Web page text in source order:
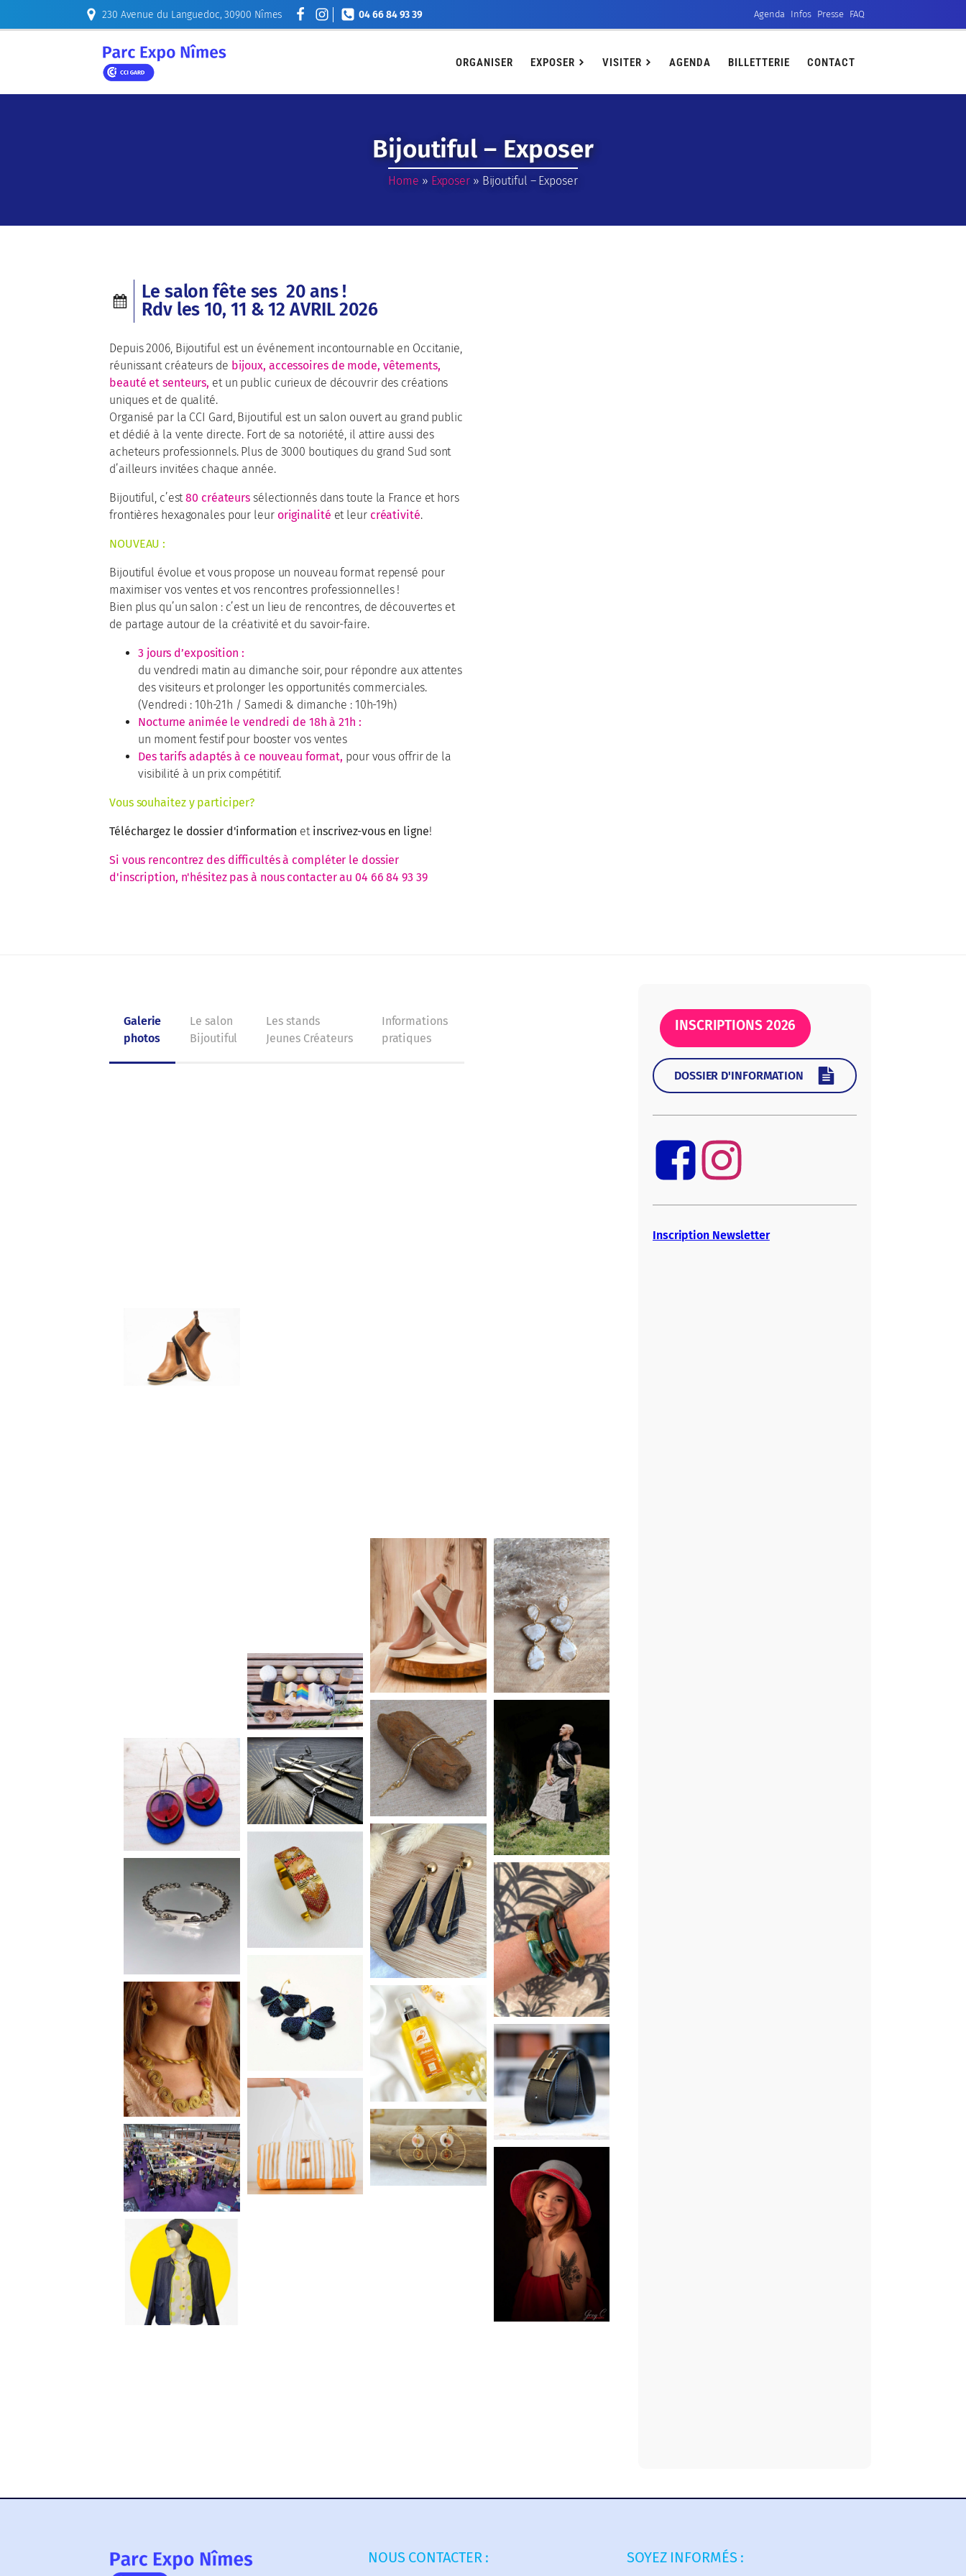
230 Avenue du Languedoc, 30900 Nîmes 04 66 84 93 39 Agenda Infos Presse FAQ
Agenda Billetterie Contact
ORGANISER EXPOSER VISITER AGENDA BILLETTERIE CONTACT
Bijoutiful – Exposer
Home » Exposer» Bijoutiful – Exposer
Le salon fête ses 20 ans !
Rdv les 10, 11 & 12 AVRIL 2026
Depuis 2006, Bijoutiful est un événement incontournable en Occitanie,
réunissant créateurs de bijoux, accessoires de mode, vêtements,
beauté et senteurs, et un public curieux de découvrir des créations
uniques et de qualité.
Organisé par la CCI Gard, Bijoutiful est un salon ouvert au grand public
et dédié à la vente directe. Fort de sa notoriété, il attire aussi des
acheteurs professionnels. Plus de 3000 boutiques du grand Sud sont
d’ailleurs invitées chaque année.
Bijoutiful, c’est80 créateurs sélectionnés dans toute la France et hors
frontières hexagonales pour leur originalité et leur créativité.
NOUVEAU :
Bijoutiful évolue et vous propose un nouveau format repensé pour
maximiser vos ventes et vos rencontres professionnelles !
Bien plus qu’un salon : c’est un lieu de rencontres, de découvertes et
de partage autour de la créativité et du savoir-faire.
3 jours d’exposition :
du vendredi matin au dimanche soir, pour répondre aux attentes
des visiteurs et prolonger les opportunités commerciales.
(Vendredi : 10h-21h / Samedi & dimanche : 10h-19h)
Nocturne animée le vendredi de 18h à 21h :
un moment festif pour booster vos ventes
Des tarifs adaptés à ce nouveau format, pour vous offrir de la
visibilité à un prix compétitif.
Vous souhaitez y participer?
Téléchargez le dossier d'information etinscrivez-vous en ligne!
Si vous rencontrez des difficultés à compléter le dossier
d'inscription, n'hésitez pas à nous contacter au 04 66 84 93 39
Galerie
photos
Le salon
Bijoutiful
Les stands
Jeunes Créateurs
Informations
pratiques
INSCRIPTIONS 2026
DOSSIER D'INFORMATION
Inscription Newsletter